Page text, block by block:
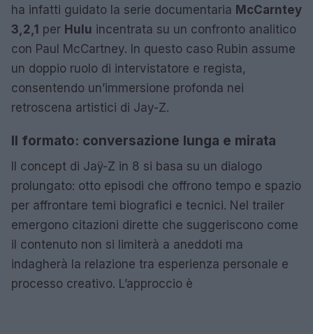
ha infatti guidato la serie documentaria McCarntey
3,2,1 per Hulu incentrata su un confronto analitico
con Paul McCartney. In questo caso Rubin assume
un doppio ruolo di intervistatore e regista,
consentendo un’immersione profonda nei
retroscena artistici di Jay-Z.
Il formato: conversazione lunga e mirata
Il concept di Jaÿ-Z in 8 si basa su un dialogo
prolungato: otto episodi che offrono tempo e spazio
per affrontare temi biografici e tecnici. Nel trailer
emergono citazioni dirette che suggeriscono come
il contenuto non si limiterà a aneddoti ma
indagherà la relazione tra esperienza personale e
processo creativo. L’approccio è